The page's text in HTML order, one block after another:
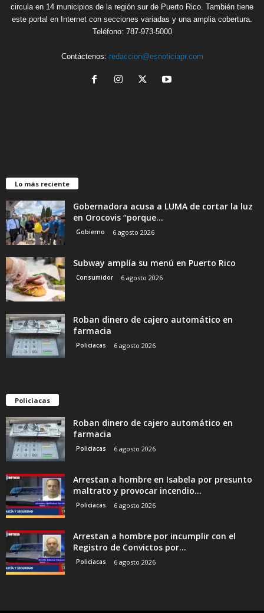
circula en 14 municipios de la región sur de Puerto Rico. También tiene
este portal en Internet con secciones variadas y una amplia cobertura.
Teléfono: 787-973-5000
Contáctenos: redaccion@esnoticiapr.com
Lo más reciente
Gobernadora acusa a LUMA de cortar la luz
en Orocovis “porque...
Gobierno 6 agosto 2026
Subway amplía su menú en Puerto Rico
Consumidor 6 agosto 2026
Roban dinero de cajero automático en
farmacia
Policiacas 6 agosto 2026
Policiacas
Roban dinero de cajero automático en
farmacia
Policiacas 6 agosto 2026
Arrestan a hombre en Isabela por presunto
maltrato y provocar incendio...
Policiacas 6 agosto 2026
Arrestan a hombre por incumplir con el
Registro de Convictos por...
Policiacas 6 agosto 2026